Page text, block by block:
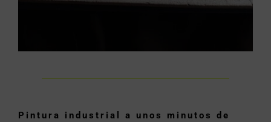
Pintura industrial a unos minutos de